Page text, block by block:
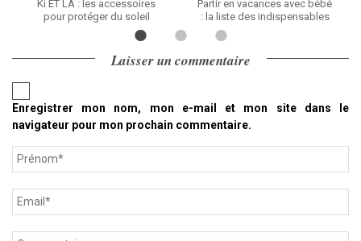
Ki ET LA : les accessoires
pour protéger du soleil
Partir en vacances avec bébé
: la liste des indispensables
Laisser un commentaire
Enregistrer mon nom, mon e-mail et mon site dans le
navigateur pour mon prochain commentaire.